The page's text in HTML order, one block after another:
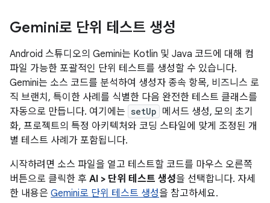
Gemini로 단위 테스트 생성
Android 스튜디오의 Gemini는 Kotlin 및 Java 코드에 대해 컴
파일 가능한 포괄적인 단위 테스트를 생성할 수 있습니다.
Gemini는 소스 코드를 분석하여 생성자 종속 항목, 비즈니스 로
직 브랜치, 특이한 사례를 식별한 다음 완전한 테스트 클래스를
자동으로 만듭니다. 여기에는 setUp 메서드 생성, 모의 초기
화, 프로젝트의 특정 아키텍처와 코딩 스타일에 맞게 조정된 개
별 테스트 사례가 포함됩니다.
시작하려면 소스 파일을 열고 테스트할 코드를 마우스 오른쪽
버튼으로 클릭한 후 AI > 단위 테스트 생성을 선택합니다. 자세
한 내용은 Gemini로 단위 테스트 생성을 참고하세요.